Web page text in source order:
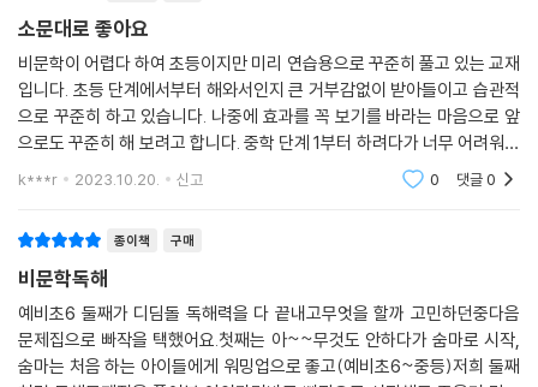
소문대로 좋아요
비문학이 어렵다 하여 초등이지만 미리 연습용으로 꾸준히 풀고 있는 교재
입니다. 초등 단계에서부터 해와서인지 큰 거부감없이 받아들이고 습관적
으로 꾸준히 하고 있습니다. 나중에 효과를 꼭 보기를 바라는 마음으로 앞
으로도 꾸준히 해 보려고 합니다. 중학 단계 1부터 하려다가 너무 어려워할
까봐 0단계부터 했는데 그동안 꾸준히 한 아이라면 1단계부터 해도 괜찮
k***r 2023.10.20. 신고 0 댓글0
종이책 구매
비문학독해
예비초6 둘째가 디딤돌 독해력을 다 끝내고무엇을 할까 고민하던중다음
문제집으로 빠작을 택했어요.첫째는 아~~무것도 안하다가 숨마로 시작,
숨마는 처음 하는 아이들에게 워밍업으로 좋고(예비초6~중등)저희 둘째